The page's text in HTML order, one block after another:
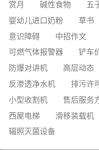
赏月
碱性食物
五
婴幼儿进口奶粉
草书
意识障碍
中招作文
可燃气体报警器
铲车
防爆对讲机
高层动态
反渗透净水机
排污许
小型收割机
售后服务
西屋电梯
滑移装载机
辐照灭菌设备